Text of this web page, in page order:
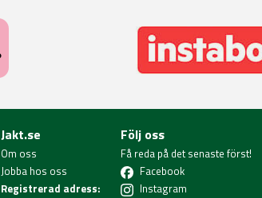
Jakt.se
Om oss
Jobba hos oss
Registrerad adress:
Följ oss
Få reda på det senaste först!
Facebook
Instagram